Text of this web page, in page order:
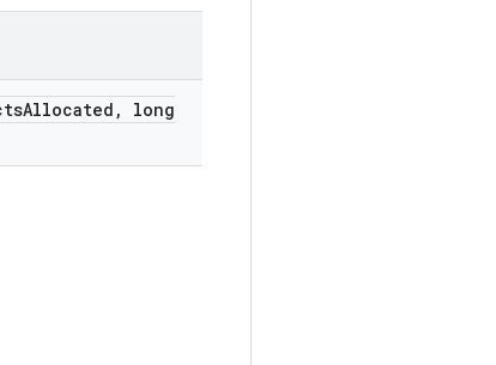
Allocated ,
long